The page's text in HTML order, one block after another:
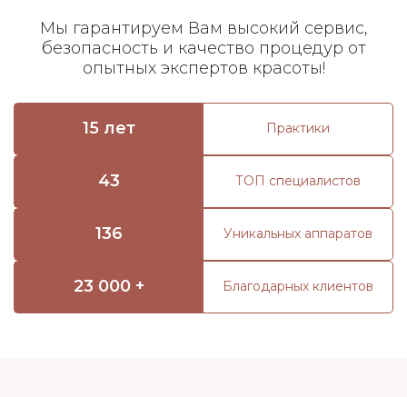
Мы гарантируем Вам высокий сервис,
безопасность и качество процедур от
опытных экспертов красоты!
15 лет Практики
43 ТОП специалистов
136 Уникальных аппаратов
23 000 + Благодарных клиентов